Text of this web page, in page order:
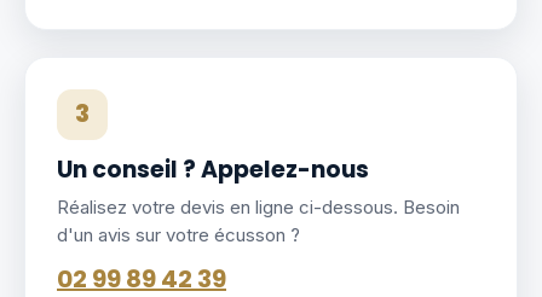
3
Un conseil ? Appelez-nous
Réalisez votre devis en ligne ci-dessous. Besoin
d'un avis sur votre écusson ?
02 99 89 42 39